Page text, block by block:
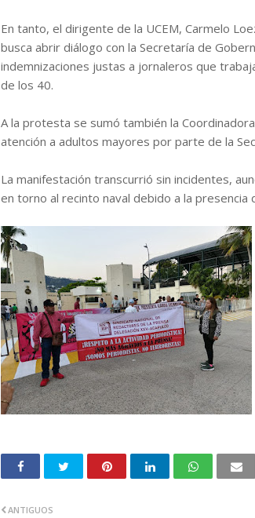
En tanto, el dirigente de la UCEM, Carmelo
busca abrir diálogo con la Secretaría de
indemnizaciones justas a jornaleros que
de los 40.
A la protesta se sumó también la
atención a adultos mayores por parte de la
La manifestación transcurrió sin incidentes,
en torno al recinto naval debido a la presencia
ANTIGUOS